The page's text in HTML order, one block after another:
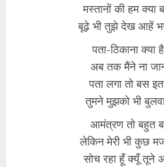
मस्तानों की हम क्या
बूढ़े भी तुझे देख आहें
पता-ठिकाना क्या
अब तक मैंने ना
पता लगा तो बस
तुमने मुझको भी
आमंत्रण तो बहुत
लेकिन मेरी भी कुछ
सोच रहा हूँ क्यूँ तूने